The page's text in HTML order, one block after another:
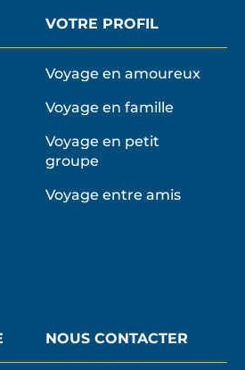
VOTRE PROFIL
Voyage en amoureux
Voyage en famille
Voyage en petit
groupe
Voyage entre amis
NOUS CONTACTER